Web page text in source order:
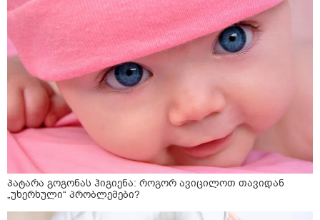
პატარა გოგონას ჰიგიენა: როგორ ავიცილოთ თავიდან
„უხერხული“ პრობლემები?